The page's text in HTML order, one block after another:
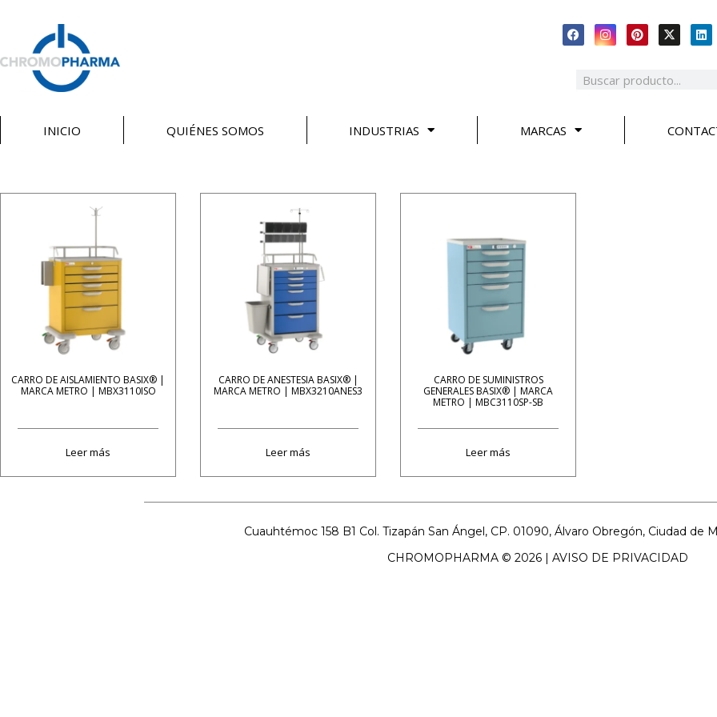
INICIO QUIÉNES SOMOS INDUSTRIAS MARCAS
CARRO DE AISLAMIENTO BASIX® |
MARCA METRO | MBX3110ISO
Leer más
CARRO DE ANESTESIA BASIX® |
MARCA METRO | MBX3210ANES3
Leer más
CARRO DE SUMINISTROS
GENERALES BASIX® | MARCA
METRO | MBC3110SP-SB
Leer más
Cuauhtémoc 158 B1 Col. Tizapán San Ángel, CP. 01090, Álvaro Obregón, Ciudad de
CHROMOPHARMA © 2026 | AVISO DE PRIVACIDAD